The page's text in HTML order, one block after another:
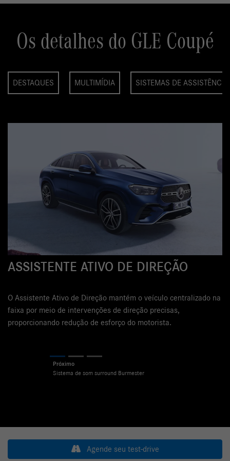
Os detalhes do GLE Coupé
DESTAQUES MULTIMÍDIA SISTEMAS DE ASSISTÊNCIA
ATIVO DE DIREÇÃO
Assistente Ativo de Direção mantém o veículo centralizado na
por meio de intervenções de direção precisas,
redução de esforço do motorista.
som
Agende seu test-drive